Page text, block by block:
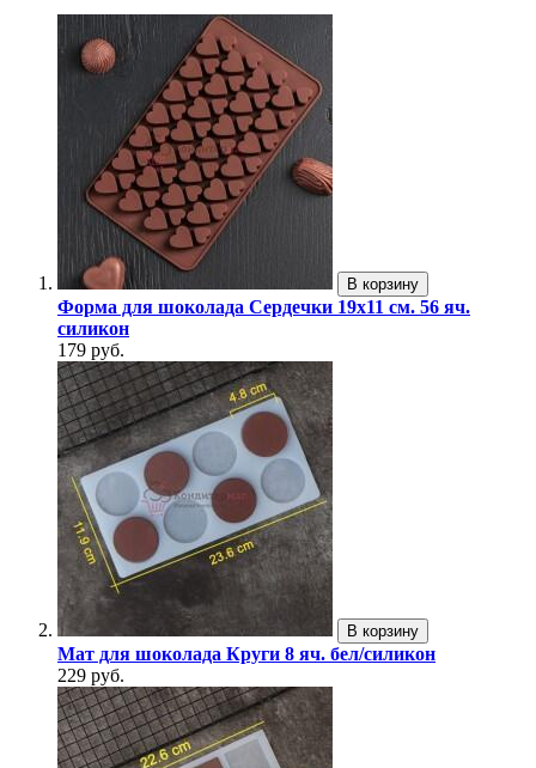
В корзину
Форма для шоколада Сердечки 19х11 см. 56 яч.
силикон
179 руб.
В корзину
Мат для шоколада Круги 8 яч. бел/силикон
229 руб.